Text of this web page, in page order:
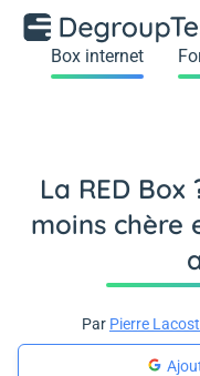
Box internet
La RED
moins chère
Par Pierre